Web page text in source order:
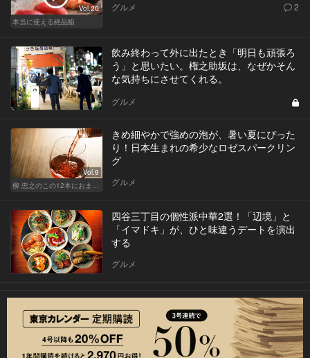
Vol.20
本当に使える絶品鮨
グルメ 2
飲み終わって外に出たとき「明日も頑張ろ
う」と思いたい。権之助坂は、なぜかそん
な気持ちにさせてくれる。
グルメ
Vol.9
柳 忠之のこの12本におまかせ
きめ細やかで強めの泡が、暑い夏にぴった
り！日本生まれの希少なロゼスパークリン
グ
グルメ
四谷三丁目の個性派中華2選！「辺境」と
「イマドキ」が、ひと味違うデートを演出
する
グルメ